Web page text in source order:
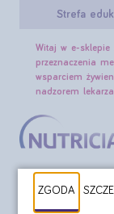
Strefa
Witaj w e-sklepie
przeznaczenia
wsparciem
nadzorem
ZGODA